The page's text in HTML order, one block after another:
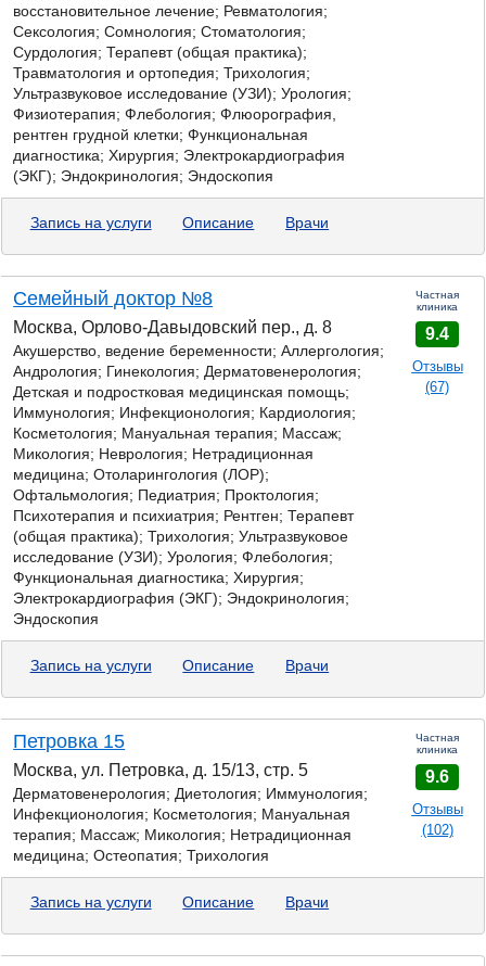
восстановительное лечение; Ревматология;
Сексология; Сомнология; Стоматология;
Сурдология; Терапевт (общая практика);
Травматология и ортопедия; Трихология;
Ультразвуковое исследование (УЗИ); Урология;
Физиотерапия; Флебология; Флюорография,
рентген грудной клетки; Функциональная
диагностика; Хирургия; Электрокардиография
(ЭКГ); Эндокринология; Эндоскопия
Запись на услуги Описание Врачи
Семейный доктор №8
Москва, Орлово-Давыдовский пер., д. 8
Акушерство, ведение беременности; Аллергология;
Андрология; Гинекология; Дерматовенерология;
Детская и подростковая медицинская помощь;
Иммунология; Инфекционология; Кардиология;
Косметология; Мануальная терапия; Массаж;
Микология; Неврология; Нетрадиционная
медицина; Отоларингология (ЛОР);
Офтальмология; Педиатрия; Проктология;
Психотерапия и психиатрия; Рентген; Терапевт
(общая практика); Трихология; Ультразвуковое
исследование (УЗИ); Урология; Флебология;
Функциональная диагностика; Хирургия;
Электрокардиография (ЭКГ); Эндокринология;
Эндоскопия
Частная
клиника
9.4
Отзывы
(67)
Запись на услуги Описание Врачи
Петровка 15
Москва, ул. Петровка, д. 15/13, стр. 5
Дерматовенерология; Диетология; Иммунология;
Инфекционология; Косметология; Мануальная
терапия; Массаж; Микология; Нетрадиционная
медицина; Остеопатия; Трихология
Частная
клиника
9.6
Отзывы
(102)
Запись на услуги Описание Врачи